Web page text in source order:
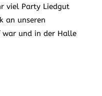
viel Party Liedgut
an unseren
war und in der Halle